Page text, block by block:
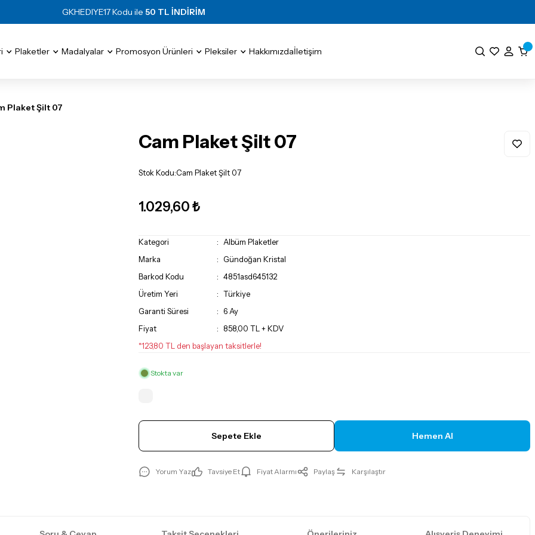
GKHEDIYE17 Kodu ile 50 TL İNDİRİM
Plaketler Madalyalar Promosyon Ürünleri Pleksiler Hakkımızdaİletişim
Plaket Şilt 07
Cam Plaket Şilt 07
Stok Kodu:Cam Plaket Şilt 07
1.029,60 ₺
Kategori
Albüm Plaketler
Marka
Gündoğan Kristal
Barkod Kodu
4851asd645132
Üretim Yeri
Türkiye
Garanti Süresi
6 Ay
Fiyat
858,00 TL + KDV
*123,80 TL den başlayan taksitlerle!
Stokta var
Sepete Ekle Hemen Al
Yorum Yaz Tavsiye Et Fiyat Alarmı Paylaş Karşılaştır